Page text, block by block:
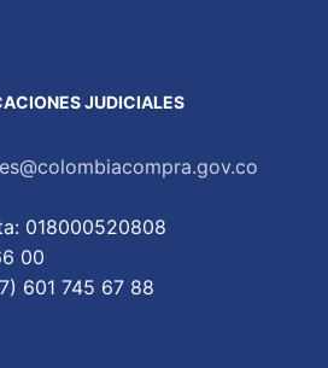
JUDICIALES
018000520808
00
601 745 67 88